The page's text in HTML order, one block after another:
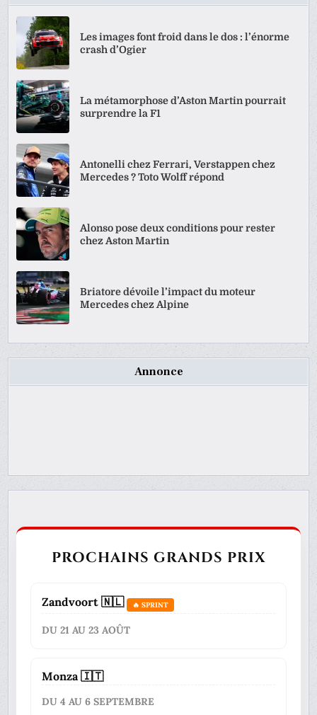
Les images font froid dans le dos : l’énorme
crash d’Ogier
La métamorphose d’Aston Martin pourrait
surprendre la F1
Antonelli chez Ferrari, Verstappen chez
Mercedes ? Toto Wolff répond
Alonso pose deux conditions pour rester
chez Aston Martin
Briatore dévoile l’impact du moteur
Mercedes chez Alpine
Annonce
PROCHAINS GRANDS PRIX
Zandvoort 🇳🇱 🔥 SPRINT
DU 21 AU 23 AOÛT
Monza 🇮🇹
DU 4 AU 6 SEPTEMBRE